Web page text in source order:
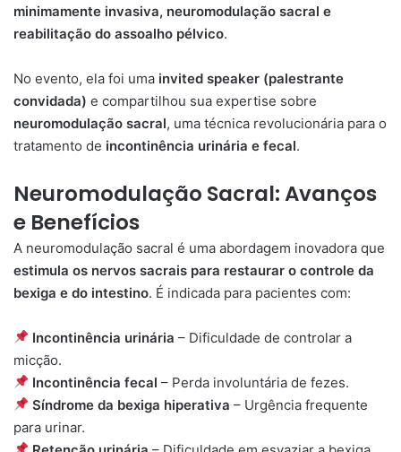
minimamente invasiva, neuromodulação sacral e
reabilitação do assoalho pélvico.
No evento, ela foi uma invited speaker (palestrante
convidada) e compartilhou sua expertise sobre
neuromodulação sacral, uma técnica revolucionária para o
tratamento de incontinência urinária e fecal.
Neuromodulação Sacral: Avanços
e Benefícios
A neuromodulação sacral é uma abordagem inovadora que
estimula os nervos sacrais para restaurar o controle da
bexiga e do intestino. É indicada para pacientes com:
Incontinência urinária – Dificuldade de controlar a
micção.
Incontinência fecal – Perda involuntária de fezes.
Síndrome da bexiga hiperativa – Urgência frequente
para urinar.